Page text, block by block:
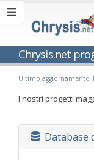
Chrysis.net
Ultimo aggiornamento
I nostri progetti
Database